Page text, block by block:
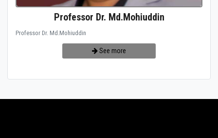
Professor Dr. Md.Mohiuddin
Professor Dr. Md.Mohiuddin
See more